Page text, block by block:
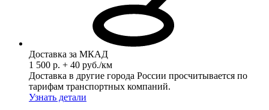
Доставка за МКАД
1 500 р. + 40 руб./км
Доставка в другие города России просчитывается по
тарифам транспортных компаний.
Узнать детали